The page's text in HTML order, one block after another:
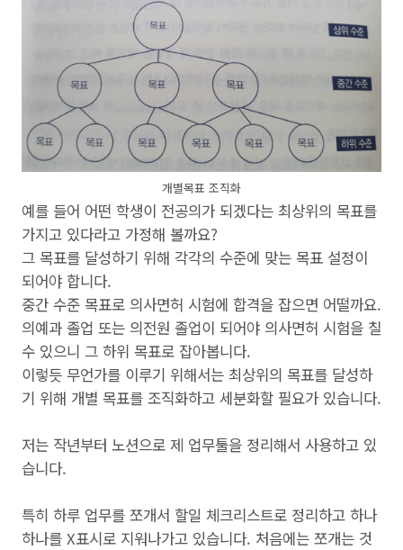
개별목표 조직화
예를 들어 어떤 학생이 전공의가 되겠다는 최상위의 목표를
가지고 있다라고 가정해 볼까요?
그 목표를 달성하기 위해 각각의 수준에 맞는 목표 설정이
되어야 합니다.
중간 수준 목표로 의사면허 시험에 합격을 잡으면 어떨까요.
의예과 졸업 또는 의전원 졸업이 되어야 의사면허 시험을 칠
수 있으니 그 하위 목표로 잡아봅니다.
이렇듯 무언가를 이루기 위해서는 최상위의 목표를 달성하
기 위해 개별 목표를 조직화하고 세분화할 필요가 있습니다.
저는 작년부터 노션으로 제 업무툴을 정리해서 사용하고 있
습니다.
특히 하루 업무를 쪼개서 할일 체크리스트로 정리하고 하나
하나를 X표시로 지워나가고 있습니다. 처음에는 쪼개는 것